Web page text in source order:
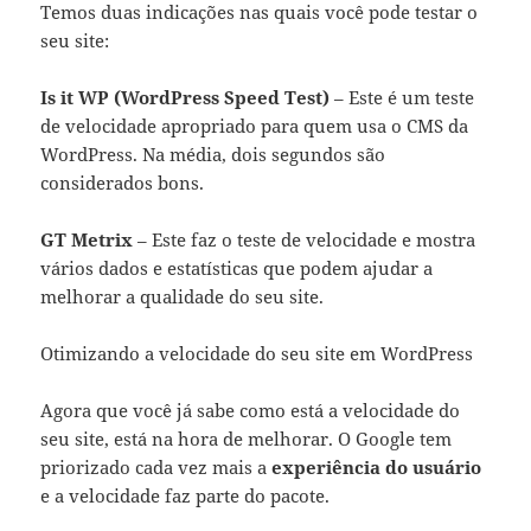
Temos duas indicações nas quais você pode testar o
seu site:
Is it WP (WordPress Speed Test) – Este é um teste
de velocidade apropriado para quem usa o CMS da
WordPress. Na média, dois segundos são
considerados bons.
GT Metrix – Este faz o teste de velocidade e mostra
vários dados e estatísticas que podem ajudar a
melhorar a qualidade do seu site.
Otimizando a velocidade do seu site em WordPress
Agora que você já sabe como está a velocidade do
seu site, está na hora de melhorar. O Google tem
priorizado cada vez mais aexperiência do usuário
e a velocidade faz parte do pacote.